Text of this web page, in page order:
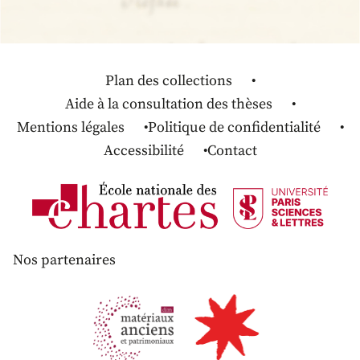
Plan des collections
Aide à la consultation des thèses
Mentions légales
Politique de confidentialité
Accessibilité
Contact
Nos partenaires